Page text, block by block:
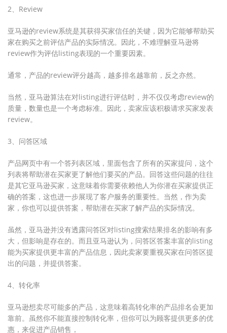
2、Review
亚马逊的review系统是其获得买家信任的关键，因为它能够帮助买
家在购买之前评估产品的实际情况。因此，不难理解亚马逊将
review作为评估listing表现的一个重要因素。
通常，产品的review评分越高，越多排名越靠前，反之亦然。
当然，亚马逊算法在对listing进行评估时，并不仅仅考虑review的
质量，数量也是一个考虑标准。因此，卖家应该积极请求买家发表
review。
3、问答区域
产品网页中有一个答列表区域，里面包含了所有的买家提问，这个
列表将帮助潜在买家更了解他们要买的产品。回答这些问题的往往
是其它亚马逊买家，这意味着你需要依赖他人为你潜在买家提供正
确的答案，这也进一步展现了客户服务的重要性。当然，作为卖
家，你也可以提供答案，帮助潜在买家了解产品的实际情况。
虽然，亚马逊并没有透露问答区对listing搜索结果排名的影响有多
大，但影响是存在的。而且亚马逊认为，问答区答案丰富的listing
能为买家提供更丰富的产品信息，因此卖家要重视买家在问答区提
出的问题，并提供答案。
4、转化率
亚马逊想卖尽可能多的产品，这意味着高转化率的产品排名会更加
靠前。虽然你不能直接控制转化率，但你可以为顾客提供更多的优
惠，来促进产品销售，